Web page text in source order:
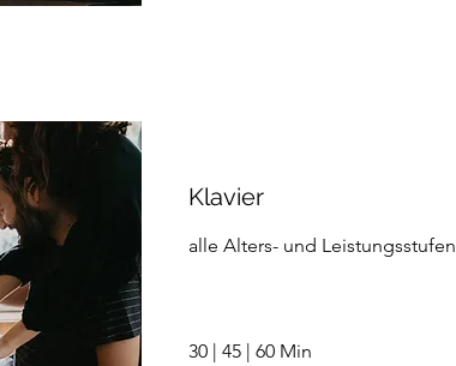
Klavier
alle Alters- und Leistungsstufen
30 | 45 | 60 Min